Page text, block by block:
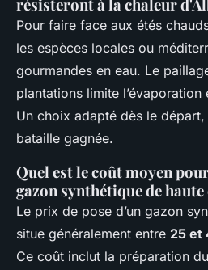
résisteront à la chaleur
Pour faire face aux étés
les espèces locales ou
gourmandes en eau. Le
plantations limite
Un choix adapté dès le départ,
bataille gagnée.
Quel est le coût moyen
gazon synthétique de
Le prix de pose d’un gazon
situe généralement entre 25 et
Ce coût inclut la préparation